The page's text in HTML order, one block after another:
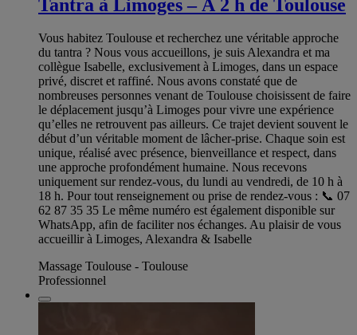
Tantra à Limoges – À 2 h de Toulouse
Vous habitez Toulouse et recherchez une véritable approche
du tantra ? Nous vous accueillons, je suis Alexandra et ma
collègue Isabelle, exclusivement à Limoges, dans un espace
privé, discret et raffiné. Nous avons constaté que de
nombreuses personnes venant de Toulouse choisissent de faire
le déplacement jusqu’à Limoges pour vivre une expérience
qu’elles ne retrouvent pas ailleurs. Ce trajet devient souvent le
début d’un véritable moment de lâcher-prise. Chaque soin est
unique, réalisé avec présence, bienveillance et respect, dans
une approche profondément humaine. Nous recevons
uniquement sur rendez-vous, du lundi au vendredi, de 10 h à
18 h. Pour tout renseignement ou prise de rendez-vous : 📞 07
62 87 35 35 Le même numéro est également disponible sur
WhatsApp, afin de faciliter nos échanges. Au plaisir de vous
accueillir à Limoges, Alexandra & Isabelle
Massage Toulouse - Toulouse
Professionnel